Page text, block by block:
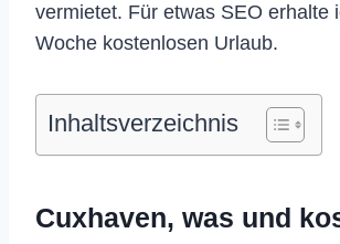
vermietet. Für etwas SEO erhalte
Woche kostenlosen Urlaub.
Inhaltsverzeichnis
Cuxhaven, was und